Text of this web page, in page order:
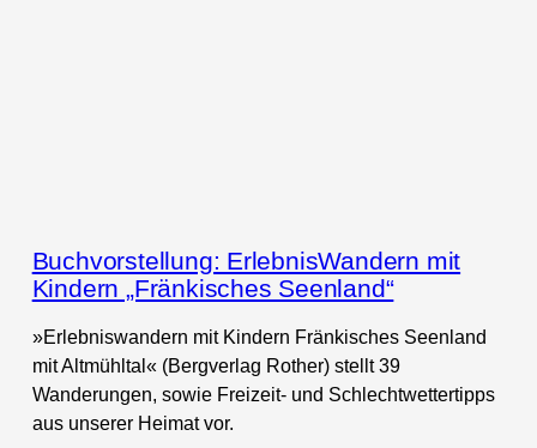
Buchvorstellung: ErlebnisWandern mit
Kindern „Fränkisches Seenland“
»Erlebniswandern mit Kindern Fränkisches Seenland
mit Altmühltal« (Bergverlag Rother) stellt 39
Wanderungen, sowie Freizeit- und Schlechtwettertipps
aus unserer Heimat vor.